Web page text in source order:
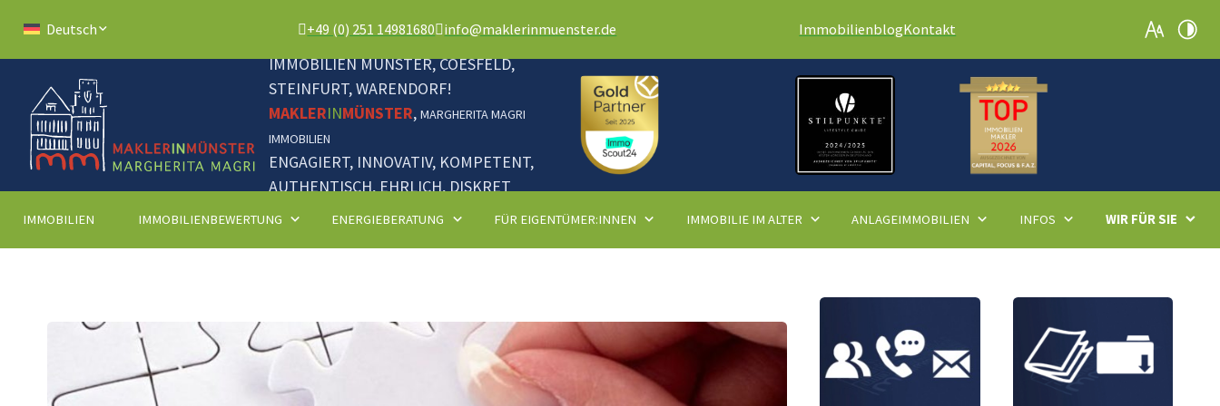
IMMOBILIEN MÜNSTER, COESFELD,
STEINFURT, WARENDORF!
MAKLERINMÜNSTER, MARGHERITA MAGRI
IMMOBILIEN
ENGAGIERT, INNOVATIV, KOMPETENT,
AUTHENTISCH, EHRLICH, DISKRET
IMMOBILIEN IMMOBILIENBEWERTUNG ENERGIEBERATUNG FÜR EIGENTÜMER:INNEN IMMOBILIE IM ALTER ANLAGEIMMOBILIEN INFOS WIR FÜR SIE
Deutsch +49 (0) 251 14981680 info@maklerinmuenster.de ImmobilienblogKontakt